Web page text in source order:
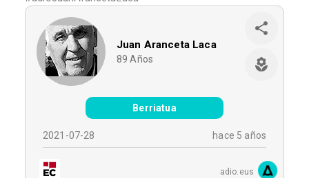
Juan Aranceta Laca
89 Años
Berriatua
2021-07-28 hace 5 años
adio.eus